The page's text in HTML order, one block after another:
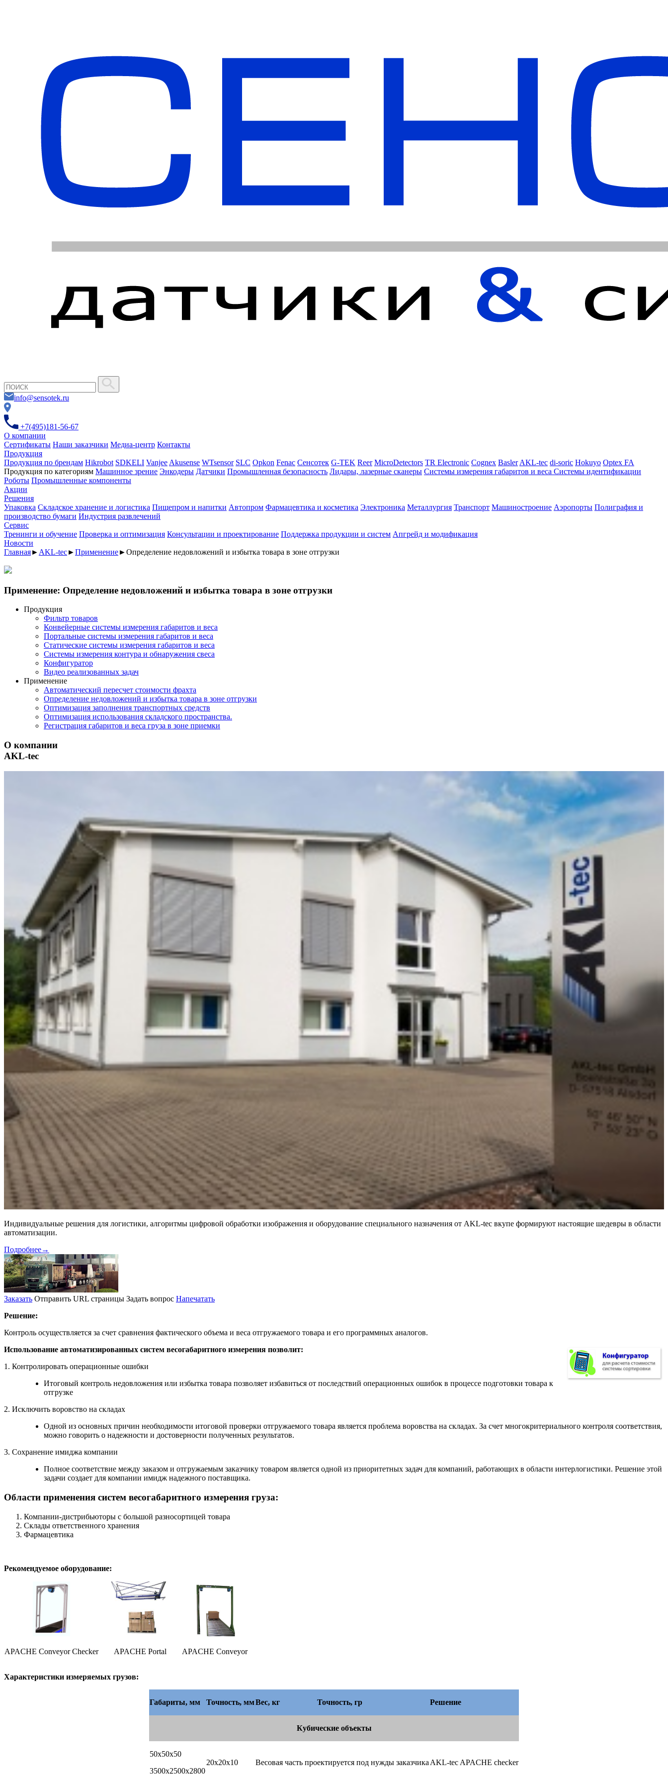
info@sensotek.ru
+7(495)181-56-67
О компании
Сертификаты Наши заказчики Медиа-центр Контакты
Продукция
Продукция по брендам Hikrobot SDKELI Vanjee Akusense WTsensor SLC Opkon Fenac Сенсотек G-TEK Reer MicroDetectors TR Electronic Cognex Basler AKL-tec di-soric Hokuyo Optex FA
Продукция по категориям Машинное зрение Энкодеры Датчики Промышленная безопасность Лидары, лазерные сканеры Системы измерения габаритов и веса Системы идентификации
Роботы Промышленные компоненты
Акции
Решения
Упаковка Складское хранение и логистика Пищепром и напитки Автопром Фармацевтика и косметика Электроника Металлургия Транспорт Машиностроение Аэропорты Полиграфия и
производство бумаги Индустрия развлечений
Сервис
Тренинги и обучение Проверка и оптимизация Консультации и проектирование Поддержка продукции и систем Апгрейд и модификация
Новости
Главная► AKL-tec►Применение►Определение недовложений и избытка товара в зоне отгрузки
Применение: Определение недовложений и избытка товара в зоне отгрузки
Продукция
Фильтр товаров
Конвейерные системы измерения габаритов и веса
Портальные системы измерения габаритов и веса
Статические системы измерения габаритов и веса
Системы измерения контура и обнаружения свеса
Конфигуратор
Видео реализованных задач
Применение
Автоматический пересчет стоимости фрахта
Определение недовложений и избытка товара в зоне отгрузки
Оптимизация заполнения транспортных средств
Оптимизация использования складского пространства.
Регистрация габаритов и веса груза в зоне приемки
О компании
AKL-tec
Индивидуальные решения для логистики, алгоритмы цифровой обработки изображения и оборудование специального назначения от AKL-tec вкупе формируют настоящие шедевры в области
автоматизации.
Подробнее→
Заказать Отправить URL страницы Задать вопрос Напечатать
Решение:
Контроль осуществляется за счет сравнения фактического объема и веса отгружаемого товара и его программных аналогов.
Использование автоматизированных систем весогабаритного измерения позволит:
1. Контролировать операционные ошибки
Итоговый контроль недовложения или избытка товара позволяет избавиться от последствий операционных ошибок в процессе подготовки товара к
отгрузке
2. Исключить воровство на складах
Одной из основных причин необходимости итоговой проверки отгружаемого товара является проблема воровства на складах. За счет многокритериального контроля соответствия,
можно говорить о надежности и достоверности полученных результатов.
3. Сохранение имиджа компании
Полное соответствие между заказом и отгружаемым заказчику товаром является одной из приоритетных задач для компаний, работающих в области интерлогистики. Решение этой
задачи создает для компании имидж надежного поставщика.
Области применения систем весогабаритного измерения груза:
Компании-дистрибьюторы с большой разносортицей товара
Склады ответственного хранения
Фармацевтика
Рекомендуемое оборудование:
APACHE Conveyor Сhecker APACHE Portal APACHE Сonveyor
Характеристики измеряемых грузов:
Габариты, мм Точность, ммВес, кг Точность, гр Решение
Кубические объекты
50х50х50
3500х2500х2800
20х20х10 Весовая часть проектируется под нужды заказчика AKL-tec APACHE checker